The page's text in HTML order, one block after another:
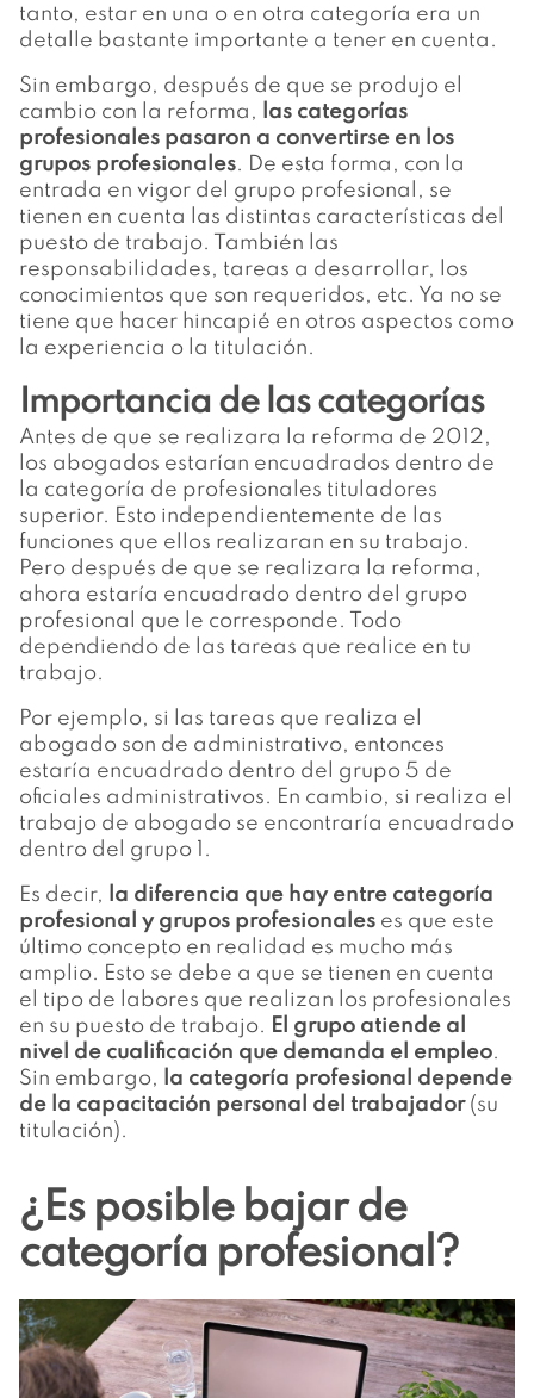
tanto, estar en una o en otra categoría era un
detalle bastante importante a tener en cuenta.
Sin embargo, después de que se produjo el
cambio con la reforma,
las categorías
profesionales pasaron a convertirse en los
grupos profesionales. De esta forma, con la
entrada en vigor del grupo profesional, se
tienen en cuenta las distintas características del
puesto de trabajo. También las
responsabilidades, tareas a desarrollar, los
conocimientos que son requeridos, etc. Ya no se
tiene que hacer hincapié en otros aspectos como
la experiencia o la titulación.
Importancia de las categorías
Antes de que se realizara la reforma de 2012,
los abogados estarían encuadrados dentro de
la categoría de profesionales tituladores
superior. Esto independientemente de las
funciones que ellos realizaran en su trabajo.
Pero después de que se realizara la reforma,
ahora estaría encuadrado dentro del grupo
profesional que le corresponde. Todo
dependiendo de las tareas que realice en tu
trabajo.
Por ejemplo, si las tareas que realiza el
abogado son de administrativo, entonces
estaría encuadrado dentro del grupo 5 de
oficiales administrativos. En cambio, si realiza el
trabajo de abogado se encontraría encuadrado
dentro del grupo 1.
Es decir,
la diferencia que hay entre categoría
profesional y grupos profesionales es que este
último concepto en realidad es mucho más
amplio. Esto se debe a que se tienen en cuenta
el tipo de labores que realizan los profesionales
en su puesto de trabajo. El grupo atiende al
nivel de cualificación que demanda el empleo.
Sin embargo,
la categoría profesional depende
de la capacitación personal del trabajador(su
titulación).
¿Es posible bajar de
categoría profesional?